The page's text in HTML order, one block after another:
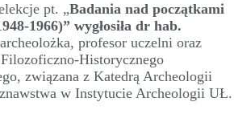
pt. „Badania nad początkami
1966)” wygłosiła dr hab.
profesor uczelni oraz
Historycznego
związana z Katedrą Archeologii
w Instytucie Archeologii UŁ.